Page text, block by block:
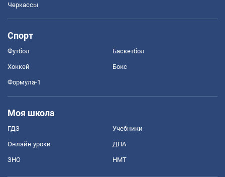
Черкассы
Спорт
Футбол Баскетбол
Хоккей Бокс
Формула-1
Моя школа
ГДЗ Учебники
Онлайн уроки ДПА
ЗНО НМТ